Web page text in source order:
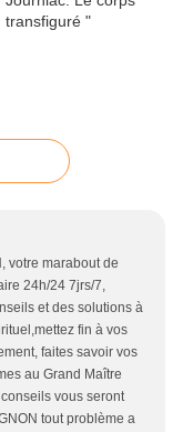
votre marabout de
24h/24 7jrs/7,
et des solutions à
fin à vos
faites savoir vos
au Grand Maître
vous seront
tout problème a